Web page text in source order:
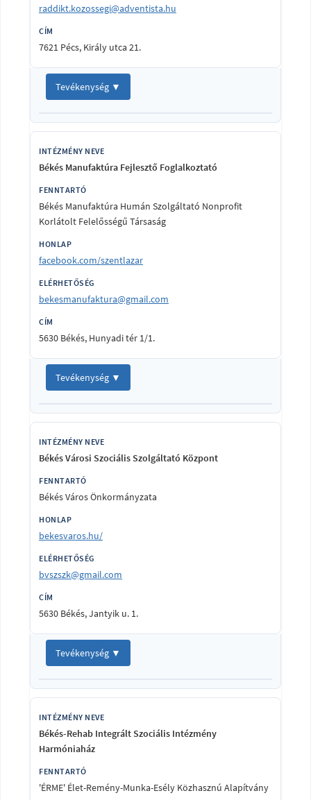
raddikt.kozossegi@adventista.hu
7621 Pécs, Király utca 21.
Tevékenység ▼
Békés Manufaktúra Fejlesztő Foglalkoztató
Békés Manufaktúra Humán Szolgáltató Nonprofit
Korlátolt Felelősségű Társaság
facebook.com/szentlazar
bekesmanufaktura@gmail.com
5630 Békés, Hunyadi tér 1/1.
Tevékenység ▼
Békés Városi Szociális Szolgáltató Központ
Békés Város Önkormányzata
bekesvaros.hu/
bvszszk@gmail.com
5630 Békés, Jantyik u. 1.
Tevékenység ▼
Békés-Rehab Integrált Szociális Intézmény
Harmóniaház
'ÉRME' Élet-Remény-Munka-Esély Közhasznú Alapítvány